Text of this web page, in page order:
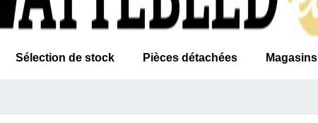
Sélection de stock Pièces détachées Magasins